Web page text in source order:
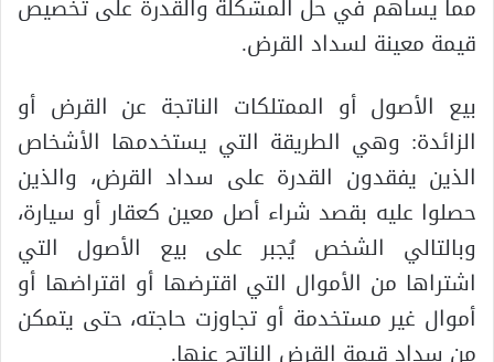
مما يساهم في حل المشكلة والقدرة على تخصيص
قيمة معينة لسداد القرض.
بيع الأصول أو الممتلكات الناتجة عن القرض أو
الزائدة: وهي الطريقة التي يستخدمها الأشخاص
الذين يفقدون القدرة على سداد القرض، والذين
حصلوا عليه بقصد شراء أصل معين كعقار أو سيارة،
وبالتالي الشخص يُجبر على بيع الأصول التي
اشتراها من الأموال التي اقترضها أو اقتراضها أو
أموال غير مستخدمة أو تجاوزت حاجته، حتى يتمكن
من سداد قيمة القرض الناتج عنها.